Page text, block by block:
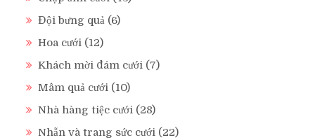
Đội bưng quả (6)
Hoa cưới (12)
Khách mời đám cưới (7)
Mâm quả cưới (10)
Nhà hàng tiệc cưới (28)
Nhẫn và trang sức cưới (22)